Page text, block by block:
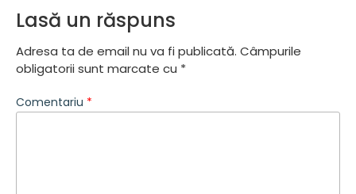
Lasă un răspuns
Adresa ta de email nu va fi publicată. Câmpurile
obligatorii sunt marcate cu *
Comentariu *